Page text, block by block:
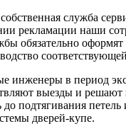
служба
рекламации наши
обязательно оформят
инженеры в период
выезды и решают
до подтягивания петель
дверей-купе.